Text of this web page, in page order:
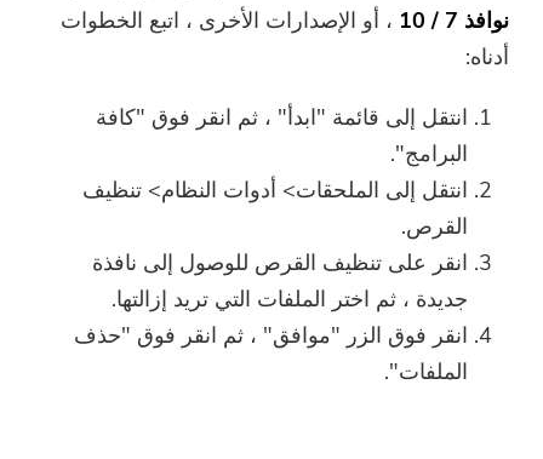
نوافذ 7 / 10
، أو الإصدارات الأخرى ، اتبع الخطوات
أدناه:
انتقل إلى قائمة "ابدأ" ، ثم انقر فوق "كافة
البرامج".
انتقل إلى الملحقات> أدوات النظام> تنظيف
القرص.
انقر على تنظيف القرص للوصول إلى نافذة
جديدة ، ثم اختر الملفات التي تريد إزالتها.
انقر فوق الزر "موافق" ، ثم انقر فوق "حذف
الملفات".